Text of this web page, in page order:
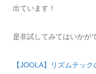
出ています！
是非試してみてはいかが
【JOOLA】リズムテッ